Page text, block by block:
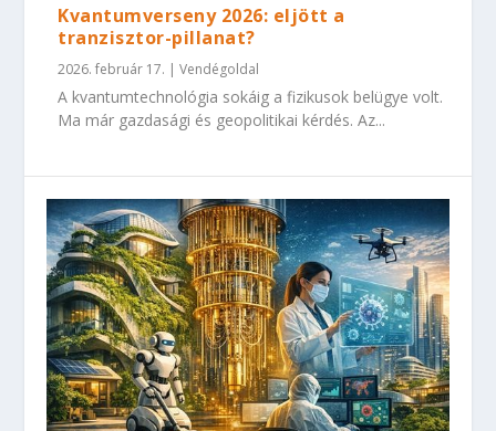
Kvantumverseny 2026: eljött a
tranzisztor-pillanat?
2026. február 17. |Vendégoldal
A kvantumtechnológia sokáig a fizikusok belügye volt.
Ma már gazdasági és geopolitikai kérdés. Az...